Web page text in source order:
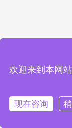
欢迎来到本网
现在咨询
在线咨